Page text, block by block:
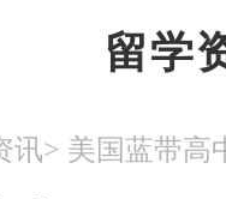
留学
讯>